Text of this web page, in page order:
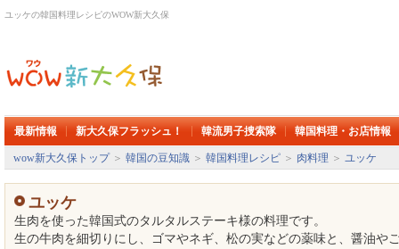
ユッケの韓国料理レシピのWOW新大久保
最新情報 新大久保フラッシュ！ 韓流男子捜索隊 韓国料理・お店情報
wow新大久保トップ＞ 韓国の豆知識 ＞ 韓国料理レシピ ＞ 肉料理 ＞ ユッケ
ユッケ
生肉を使った韓国式のタルタルステーキ様の料理です。
生の牛肉を細切りにし、ゴマやネギ、松の実などの薬味と、醤油や